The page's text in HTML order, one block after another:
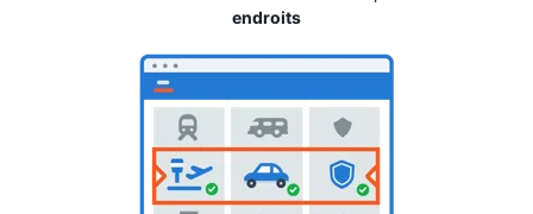
endroits